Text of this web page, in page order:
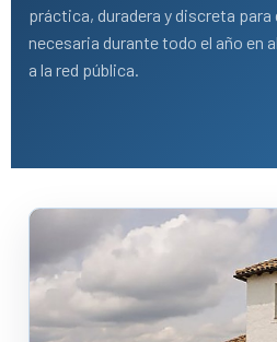
práctica, duradera y discreta para
necesaria durante todo el año en
a la red pública.